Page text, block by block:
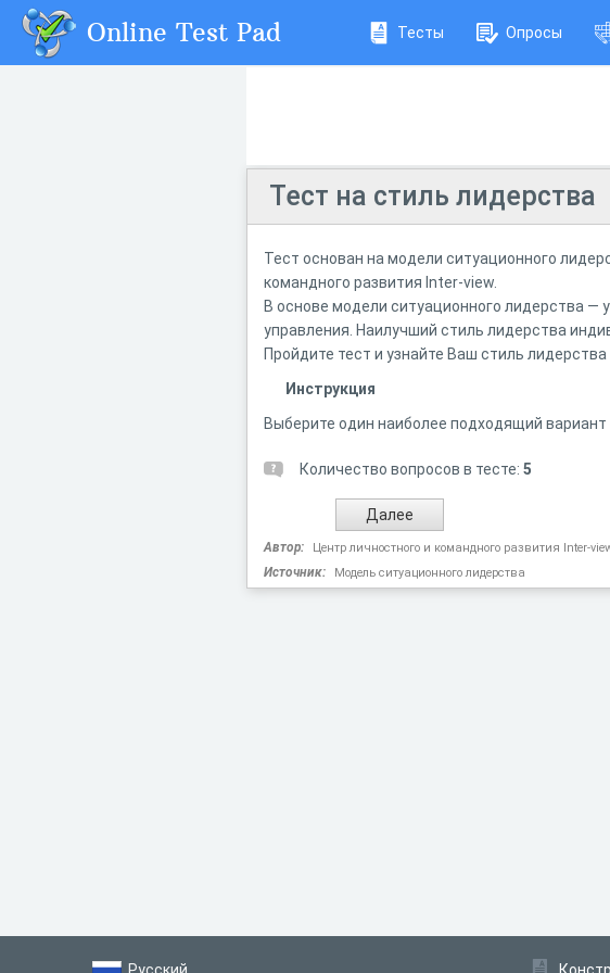
Online Test Pad Тесты Опросы
Тест на стиль лидерства
Тест основан на модели ситуационного
командного развития Inter-view.
В основе модели ситуационного лидерства —
управления. Наилучший стиль лидерства
Пройдите тест и узнайте Ваш стиль лидерства
Инструкция
Выберите один наиболее подходящий
Количество вопросов в тесте: 5
Автор: Центр личностного и командного развития Inter-
Источник: Модель ситуационного лидерства